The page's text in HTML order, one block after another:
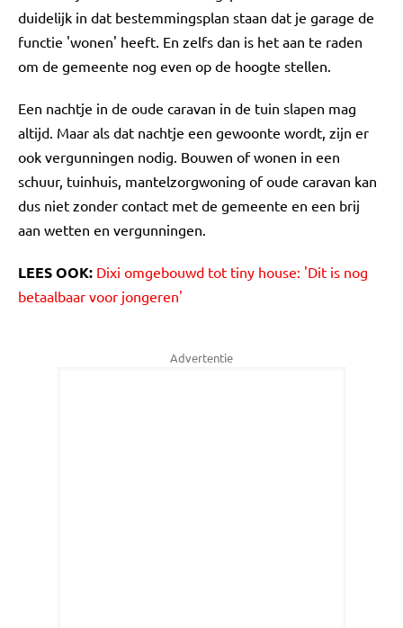
duidelijk in dat bestemmingsplan staan dat je garage de
functie 'wonen' heeft. En zelfs dan is het aan te raden
om de gemeente nog even op de hoogte stellen.
Een nachtje in de oude caravan in de tuin slapen mag
altijd. Maar als dat nachtje een gewoonte wordt, zijn er
ook vergunningen nodig. Bouwen of wonen in een
schuur, tuinhuis, mantelzorgwoning of oude caravan kan
dus niet zonder contact met de gemeente en een brij
aan wetten en vergunningen.
LEES OOK: Dixi omgebouwd tot tiny house: 'Dit is nog
betaalbaar voor jongeren'
Advertentie